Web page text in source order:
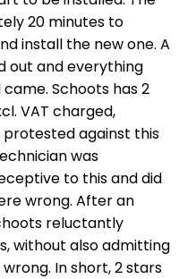
20 minutes to
install the new one. A
out and everything
Schoots has 2
VAT charged,
against this
was
to this and did
wrong. After an
reluctantly
without also admitting
In short, 2 stars